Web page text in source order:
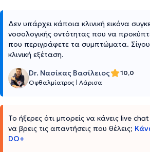
Δεν υπάρχει κάποια κλινική εικόνα
νοσολογικής οντότητας που να
που περιγράφετε τα συμπτώματα.
κλινική εξέταση.
Dr. Νασίκας Βασίλειος
10,0
Οφθαλμίατρος Λάρισα
Το ήξερες ότι μπορείς να κάνεις live chat
να βρεις τις απαντήσεις που θέλεις;
DO+